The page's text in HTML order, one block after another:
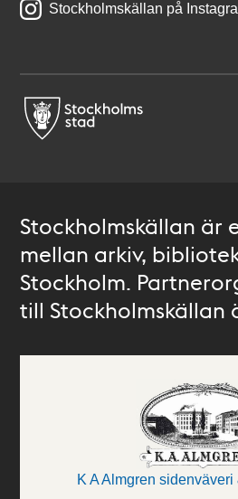
Stockholmskällan på
Stockholmskällan är
mellan arkiv,
Stockholm.
till Stockholmskällan
K A Almgren